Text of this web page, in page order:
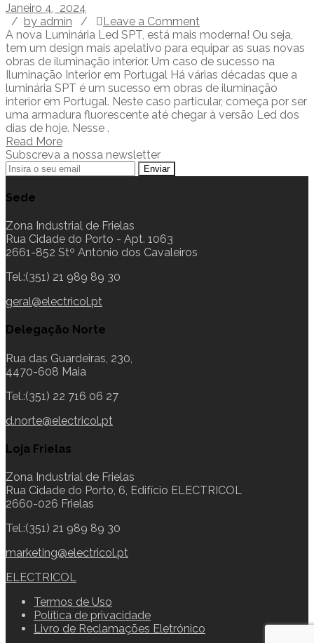
Janeiro 4, 2024
/ by admin /
Leave a Comment
A nova Luminária Led SPT, está mais moderna! Ou seja,
tem um design mais apelativo para equipar as suas novas
obras de iluminação interior. Um caso de sucesso na
Iluminação Interior em Portugal Há várias décadas que a
luminária SPT é um sucesso em obras de iluminação
interior em Portugal. Neste caso particular, começa por ser
uma armadura fluorescente até chegar à versão Led dos
dias de hoje. Nesse .
Read More
Subscreva a nossa newsletter
Sede
Zona Industrial de Frielas
Rua Cidade do Porto - Apt. 1063
2661-852 Stº António dos Cavaleiros
Tel.:(351) 21 989 89 30
geral@electricol.pt
Delegação Norte
Rua das Guardeiras, 230,
4470-608 Maia
Tel.:(351) 22 716 06 27
d.norte@electricol.pt
Loja Frielas
Zona Industrial de Frielas
Rua Cidade do Porto, 6, Edifício ELECTRICOL
2660-026 Frielas
Tel.:(351) 21 989 89 30
marketing@electricol.pt
ELECTRICOL
Termos de Uso
Política de privacidade
Livro de Reclamações Eletrónico